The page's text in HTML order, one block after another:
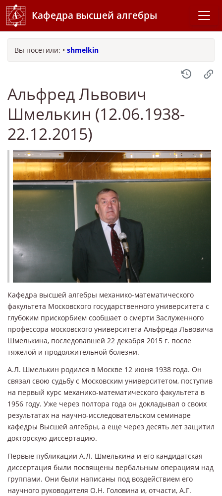
Кафедра высшей алгебры
Вы посетили: • shmelkin
Альфред Львович
Шмелькин (12.06.1938-
22.12.2015)
Кафедра высшей алгебры механико-математического
факультета Московского государственного университета с
глубоким прискорбием сообшает о смерти Заслуженного
профессора московского университета Альфреда Львовича
Шмелькина, последовавшей 22 декабря 2015 г. после
тяжелой и продолжительной болезни.
А.Л. Шмелькин родился в Москве 12 июня 1938 года. Он
связал свою судьбу с Московским университетом, поступив
на первый курс механико-математического факультета в
1956 году. Уже через полтора года он докладывал о своих
результатах на научно-исследовательском семинаре
кафедры Высшей алгебры, а еще через десять лет защитил
докторскую диссертацию.
Первые публикации А.Л. Шмелькина и его кандидатская
диссертация были посвящены вербальным операциям над
группами. Они были написаны под воздействием его
научного руководителя О.Н. Головина и, отчасти, А.Г.